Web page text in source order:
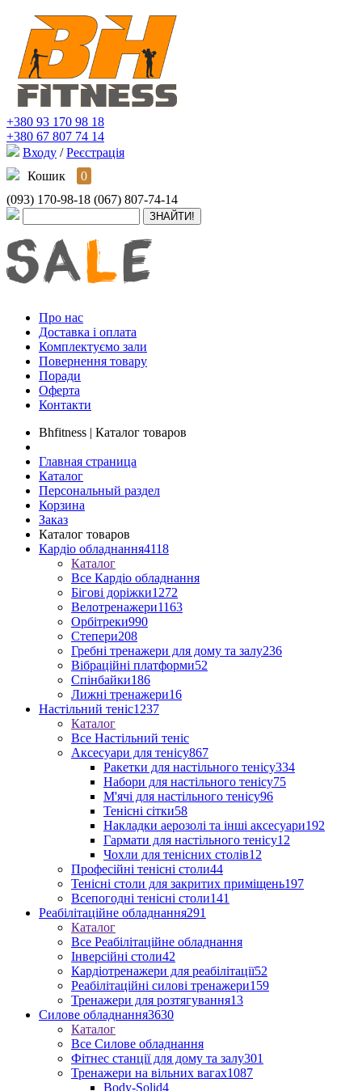
+380 93 170 98 18
+380 67 807 74 14
Входу / Реєстрація
Кошик
0
(093) 170-98-18 (067) 807-74-14
Про нас
Доставка і оплата
Комплектуємо зали
Повернення товару
Поради
Оферта
Контакти
Bhfitness | Каталог товаров
Главная страница
Каталог
Персональный раздел
Корзина
Заказ
Каталог товаров
Кардіо обладнання4118
Каталог
Все Кардіо обладнання
Бігові доріжки1272
Велотренажери1163
Орбітреки990
Степери208
Гребні тренажери для дому та залу236
Вібраційні платформи52
Спінбайки186
Лижні тренажери16
Настільний теніс1237
Каталог
Все Настільний теніс
Аксесуари для тенісу867
Ракетки для настільного тенісу334
Набори для настільного тенісу75
М'ячі для настільного тенісу96
Тенісні сітки58
Накладки аерозолі та інші аксесуари192
Гармати для настільного тенісу12
Чохли для тенісних столів12
Професійні тенісні столи44
Тенісні столи для закритих приміщень197
Всепогодні тенісні столи141
Реабілітаційне обладнання291
Каталог
Все Реабілітаційне обладнання
Інверсійні столи42
Кардіотренажери для реабілітації52
Реабілітаційні силові тренажери159
Тренажери для розтягування13
Силове обладнання3630
Каталог
Все Силове обладнання
Фітнес станції для дому та залу301
Тренажери на вільних вагах1087
Body-Solid4